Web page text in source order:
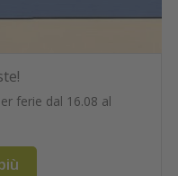
ferie dal 16.08 al